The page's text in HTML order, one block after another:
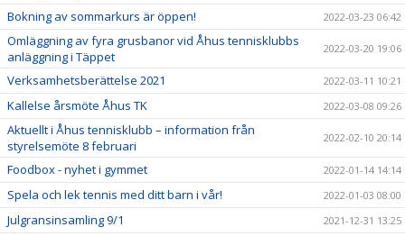
Bokning av sommarkurs är öppen! 2022-03-23 06:42
Omläggning av fyra grusbanor vid Åhus tennisklubbs
anläggning i Täppet
2022-03-20 19:06
Verksamhetsberättelse 2021 2022-03-11 10:21
Kallelse årsmöte Åhus TK 2022-03-08 09:26
Aktuellt i Åhus tennisklubb – information från
styrelsemöte 8 februari
2022-02-10 20:14
Foodbox - nyhet i gymmet 2022-01-14 14:14
Spela och lek tennis med ditt barn i vår! 2022-01-03 08:00
Julgransinsamling 9/1 2021-12-31 13:25